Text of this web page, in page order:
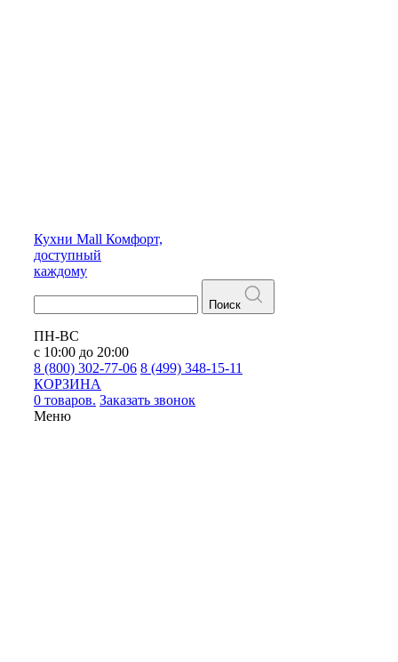
Кухни Mall Комфорт,
доступный
каждому
Поиск
ПН-ВС
с 10:00 до 20:00
8 (800) 302-77-06 8 (499) 348-15-11
КОРЗИНА
0 товаров. Заказать звонок
Меню